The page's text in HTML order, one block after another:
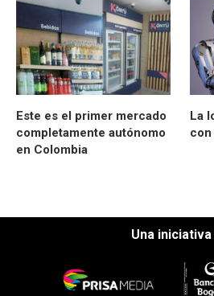
Este es el primer mercado
completamente autónomo
en Colombia
La
Una iniciativa